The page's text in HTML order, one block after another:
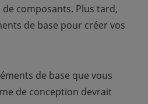
composants. Plus tard,
de base pour créer vos
de base que vous
de conception devrait